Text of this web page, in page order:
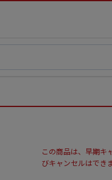
この商品は、早期キ
びキャンセルはでき